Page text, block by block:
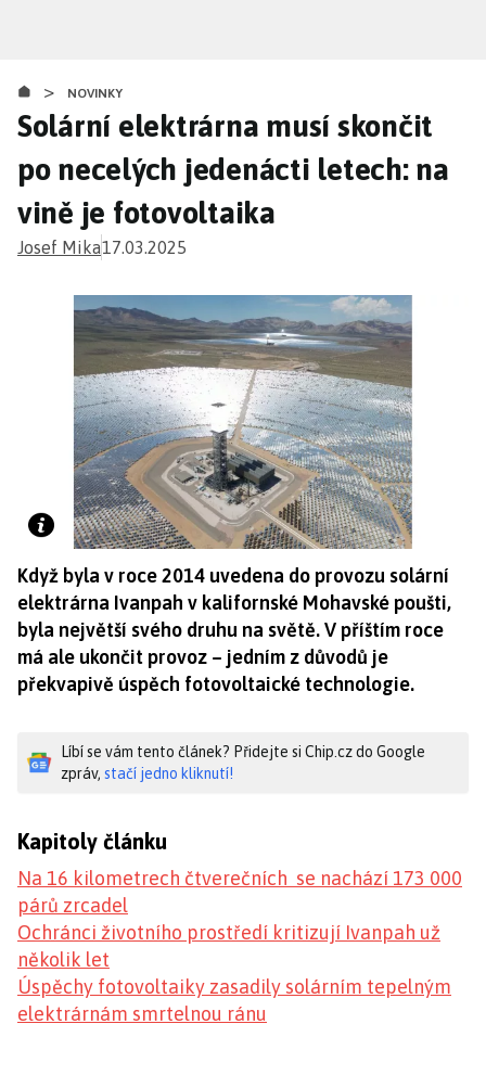
obsahu
> NOVINKY
Solární elektrárna musí skončit
po necelých jedenácti letech: na
vině je fotovoltaika
Josef Mika17.03.2025
Když byla v roce 2014 uvedena do provozu solární
elektrárna Ivanpah v kalifornské Mohavské poušti,
byla největší svého druhu na světě. V příštím roce
má ale ukončit provoz – jedním z důvodů je
překvapivě úspěch fotovoltaické technologie.
Líbí se vám tento článek? Přidejte si Chip.cz do Google
zpráv, stačí jedno kliknutí!
Kapitoly článku
Na 16 kilometrech čtverečních se nachází 173 000
párů zrcadel
Ochránci životního prostředí kritizují Ivanpah už
několik let
Úspěchy fotovoltaiky zasadily solárním tepelným
elektrárnám smrtelnou ránu